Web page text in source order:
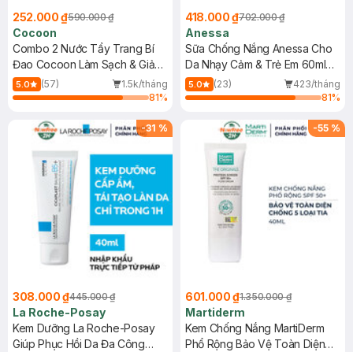
252.000 ₫590.000 ₫
Cocoon
Combo 2 Nước Tẩy Trang Bí
Đao Cocoon Làm Sạch & Giảm
Dầu 500ml
5.0 (57)
1.5k/tháng
81%
418.000 ₫702.000 ₫
Anessa
Sữa Chống Nắng Anessa Cho
Da Nhạy Cảm & Trẻ Em 60ml
(Mới)
5.0 (23)
423/tháng
81%
-31 %
308.000 ₫445.000 ₫
La Roche-Posay
Kem Dưỡng La Roche-Posay
Giúp Phục Hồi Da Đa Công
-55 %
601.000 ₫1.350.000 ₫
Martiderm
Kem Chống Nắng MartiDerm
Phổ Rộng Bảo Vệ Toàn Diện